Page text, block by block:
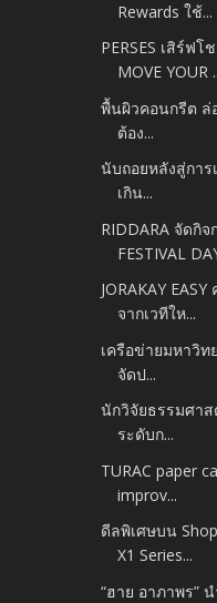
Rewards ใช้...
PERSES เสิร์ฟ
MOVE YOUR
พื้นผิวคอนกรีต ล่
ต้อง...
นับถอยหลังสู่การ
เกิน...
RIDDARA จัดกิจ
FESTIVAL
JORAKAY
จากเวทีให...
เครือข่ายมหาวิ
จัดป...
นักวิจัยธรรมศาส
ระดับก...
TURAC paper
improv...
ดีลพิเศษบน
X1 Series...
“ฮาย อาภาพร”